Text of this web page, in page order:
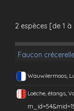
2 espèces [de 1 à
Faucon
Wauwilermoos,
Loèche, étangs,